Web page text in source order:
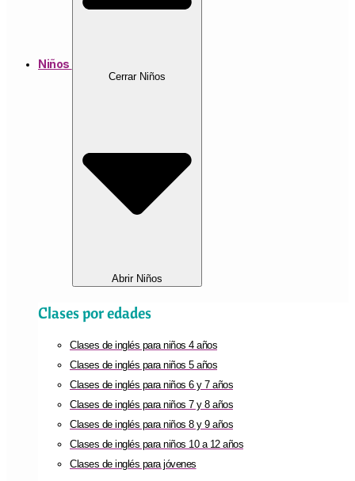
Niños
Cerrar Niños
Abrir Niños
Clases por edades
Clases de inglés para niños 4 años
Clases de inglés para niños 5 años
Clases de inglés para niños 6 y 7 años
Clases de inglés para niños 7 y 8 años
Clases de inglés para niños 8 y 9 años
Clases de inglés para niños 10 a 12 años
Clases de inglés para jóvenes